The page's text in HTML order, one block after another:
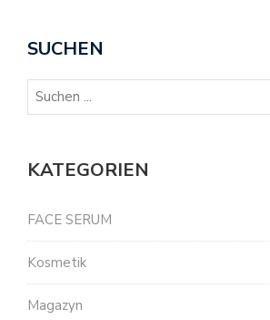
SUCHEN
KATEGORIEN
FACE SERUM
Kosmetik
Magazyn